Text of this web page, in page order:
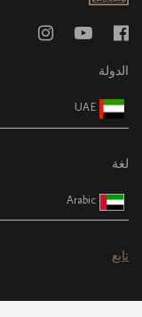
الدولة
UAE
لغة
Arabic
تابع